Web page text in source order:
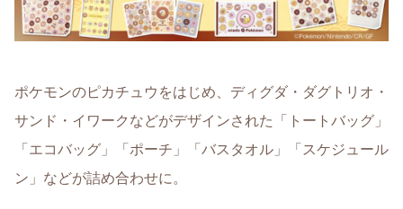
ポケモンのピカチュウをはじめ、ディグダ・ダグトリオ・
サンド・イワークなどがデザインされた「トートバッグ」
「エコバッグ」「ポーチ」「バスタオル」「スケジュール
ン」などが詰め合わせに。